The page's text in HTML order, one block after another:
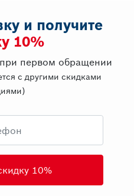
и получите
10%
первом обращении
с другими скидками